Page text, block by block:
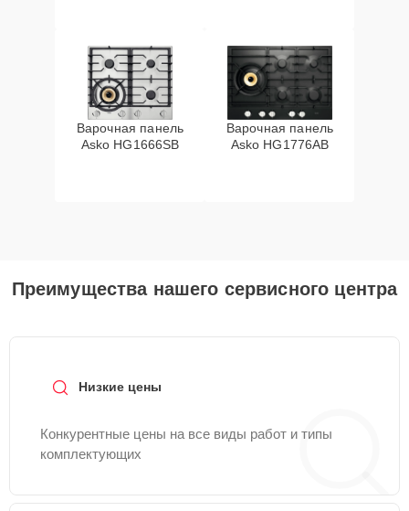
Варочная панель
Asko HG1666SB
Варочная панель
Asko HG1776AB
Преимущества нашего сервисного центра
Низкие цены
Конкурентные цены на все виды работ и типы
комплектующих